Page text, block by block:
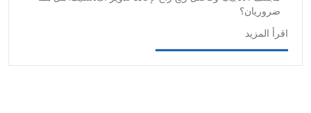
ضروريان؟
اقرأ المزيد